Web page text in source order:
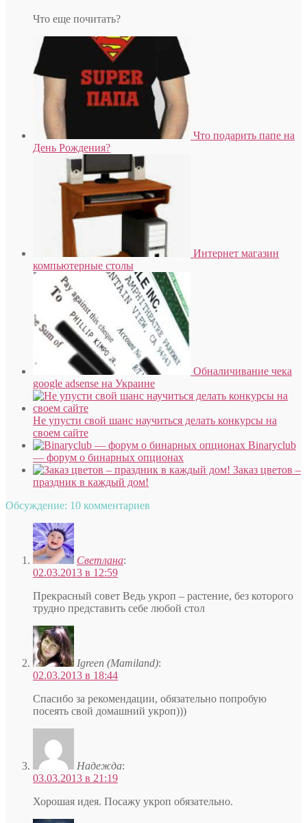
Что еще почитать?
Что подарить папе на
День Рождения?
Интернет магазин
компьютерные столы
Обналичивание чека
google adsense на Украине
Не упусти свой шанс научиться делать конкурсы на
своем сайте
Binaryclub
— форум о бинарных опционах
Заказ цветов –
праздник в каждый дом!
Обсуждение: 10 комментариев
Светлана:
02.03.2013 в 12:59
Прекрасный совет Ведь укроп – растение, без которого
трудно представить себе любой стол
Igreen (Mamiland):
02.03.2013 в 18:44
Спасибо за рекомендации, обязательно попробую
посеять свой домашний укроп)))
Надежда:
03.03.2013 в 21:19
Хорошая идея. Посажу укроп обязательно.